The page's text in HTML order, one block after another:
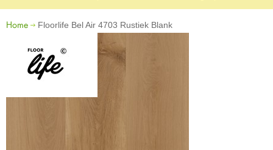
Home Floorlife Bel Air 4703 Rustiek Blank